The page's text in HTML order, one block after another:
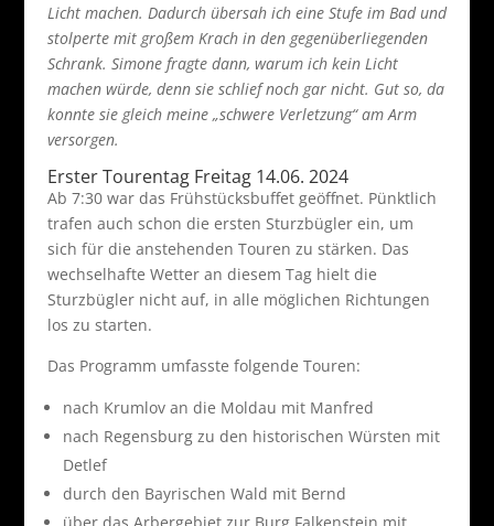
Licht machen. Dadurch übersah ich eine Stufe im Bad und
stolperte mit großem Krach in den gegenüberliegenden
Schrank. Simone fragte dann, warum ich kein Licht
machen würde, denn sie schlief noch gar nicht. Gut so, da
konnte sie gleich meine „schwere Verletzung“ am Arm
versorgen.
Erster Tourentag Freitag 14.06. 2024
Ab 7:30 war das Frühstücksbuffet geöffnet. Pünktlich
trafen auch schon die ersten Sturzbügler ein, um
sich für die anstehenden Touren zu stärken. Das
wechselhafte Wetter an diesem Tag hielt die
Sturzbügler nicht auf, in alle möglichen Richtungen
los zu starten.
Das Programm umfasste folgende Touren:
nach Krumlov an die Moldau mit Manfred
nach Regensburg zu den historischen Würsten mit
Detlef
durch den Bayrischen Wald mit Bernd